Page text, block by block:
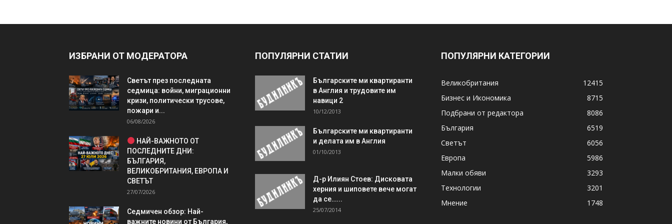
ИЗБРАНИ ОТ МОДЕРАТОРА
Светът през последната
седмица: войни, миграционни
кризи, политически трусове,
пожари и...
06/08/2026
НАЙ-ВАЖНОТО ОТ
ПОСЛЕДНИТЕ ДНИ:
БЪЛГАРИЯ,
ВЕЛИКОБРИТАНИЯ, ЕВРОПА И
СВЕТЪТ
27/07/2026
Седмичен обзор: Най-
важните новини от България,
ПОПУЛЯРНИ СТАТИИ
Българските ми квартиранти
в Англия и трудовите им
навици 2
10/12/2013
Българските ми квартиранти
и делата им в Англия
01/10/2013
Д-р Илиян Стоев: Дисковата
херния и шиповете вече могат
да се…...
25/07/2014
ПОПУЛЯРНИ КАТЕГОРИИ
Великобритания
12415
Бизнес и Икономика
8715
Подбрани от редактора
8086
България
6519
Светът
6056
Европа
5986
Малки обяви
3293
Технологии
3201
Мнение
1748